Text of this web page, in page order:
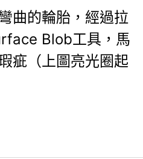
曲的輪胎，經過拉
Blob工具，馬
疵（上圖亮光圈起